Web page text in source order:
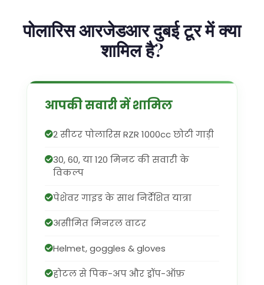
पोलारिस आरजेडआर दुबई टूर में क्या
शामिल है?
आपकी सवारी में शामिल
2 सीटर पोलारिस RZR 1000cc छोटी गाड़ी
30, 60, या 120 मिनट की सवारी के
विकल्प
पेशेवर गाइड के साथ निर्देशित यात्रा
असीमित मिनरल वाटर
Helmet, goggles & gloves
होटल से पिक-अप और ड्रॉप-ऑफ़